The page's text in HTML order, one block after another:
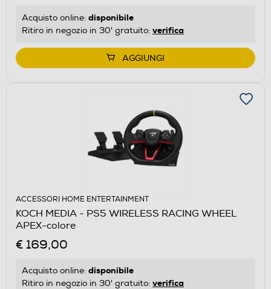
Acquisto online: disponibile
Ritiro in negozio in 30' gratuito: verifica
AGGIUNGI
ACCESSORI HOME ENTERTAINMENT
KOCH MEDIA - PS5 WIRELESS RACING WHEEL
APEX-colore
€ 169,00
Acquisto online: disponibile
Ritiro in negozio in 30' gratuito: verifica